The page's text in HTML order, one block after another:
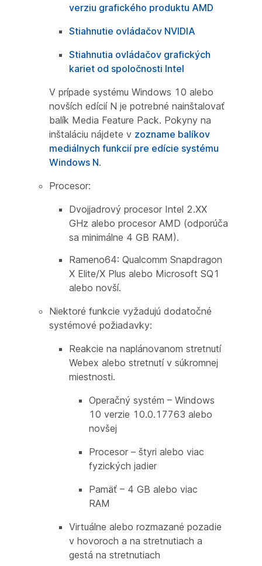
verziu grafického produktu AMD
Stiahnutie ovládačov NVIDIA
Stiahnutia ovládačov grafických
kariet od spoločnosti Intel
V prípade systému Windows 10 alebo
novších edícií N je potrebné nainštalovať
balík Media Feature Pack. Pokyny na
inštaláciu nájdete v zozname balíkov
mediálnych funkcií pre edície systému
Windows N.
Procesor:
Dvojjadrový procesor Intel 2.XX
GHz alebo procesor AMD (odporúča
sa minimálne 4 GB RAM).
Rameno64: Qualcomm Snapdragon
X Elite/X Plus alebo Microsoft SQ1
alebo novší.
Niektoré funkcie vyžadujú dodatočné
systémové požiadavky:
Reakcie na naplánovanom stretnutí
Webex alebo stretnutí v súkromnej
miestnosti.
Operačný systém – Windows
10 verzie 10.0.17763 alebo
novšej
Procesor – štyri alebo viac
fyzických jadier
Pamäť – 4 GB alebo viac
RAM
Virtuálne alebo rozmazané pozadie
v hovoroch a na stretnutiach a
gestá na stretnutiach